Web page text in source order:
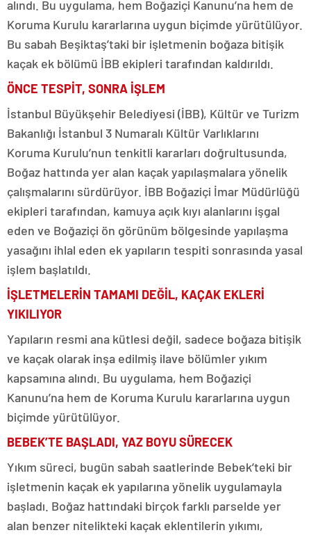
alındı. Bu uygulama, hem Boğaziçi Kanunu’na hem de
Koruma Kurulu kararlarına uygun biçimde yürütülüyor.
Bu sabah Beşiktaş’taki bir işletmenin boğaza bitişik
kaçak ek bölümü İBB ekipleri tarafından kaldırıldı.
ÖNCE TESPİT, SONRA İŞLEM
İstanbul Büyükşehir Belediyesi (İBB), Kültür ve Turizm
Bakanlığı İstanbul 3 Numaralı Kültür Varlıklarını
Koruma Kurulu’nun tenkitli kararları doğrultusunda,
Boğaz hattında yer alan kaçak yapılaşmalara yönelik
çalışmalarını sürdürüyor. İBB Boğaziçi İmar Müdürlüğü
ekipleri tarafından, kamuya açık kıyı alanlarını işgal
eden ve Boğaziçi ön görünüm bölgesinde yapılaşma
yasağını ihlal eden ek yapıların tespiti sonrasında yasal
işlem başlatıldı.
İŞLETMELERİN TAMAMI DEĞİL, KAÇAK EKLERİ
YIKILIYOR
Yapıların resmi ana kütlesi değil, sadece boğaza bitişik
ve kaçak olarak inşa edilmiş ilave bölümler yıkım
kapsamına alındı. Bu uygulama, hem Boğaziçi
Kanunu’na hem de Koruma Kurulu kararlarına uygun
biçimde yürütülüyor.
BEBEK’TE BAŞLADI, YAZ BOYU SÜRECEK
Yıkım süreci, bugün sabah saatlerinde Bebek’teki bir
işletmenin kaçak ek yapılarına yönelik uygulamayla
başladı. Boğaz hattındaki birçok farklı parselde yer
alan benzer nitelikteki kaçak eklentilerin yıkımı,